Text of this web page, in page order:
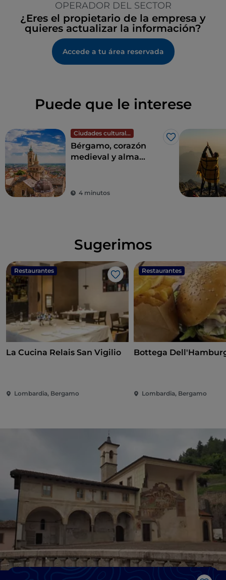
OPERADOR DEL SECTOR
¿Eres el propietario de la empresa y
quieres actualizar la información?
Accede a tu área reservada
Puede que le interese
Ciudades culturales
Me gusta
Bérgamo, corazón
medieval y alma
4 minutos
Sugerimos
Restaurantes
Me gusta
La Cucina Relais San Vigilio
Lombardia, Bergamo
Restaurantes
Bottega
Lombardia, Bergamo